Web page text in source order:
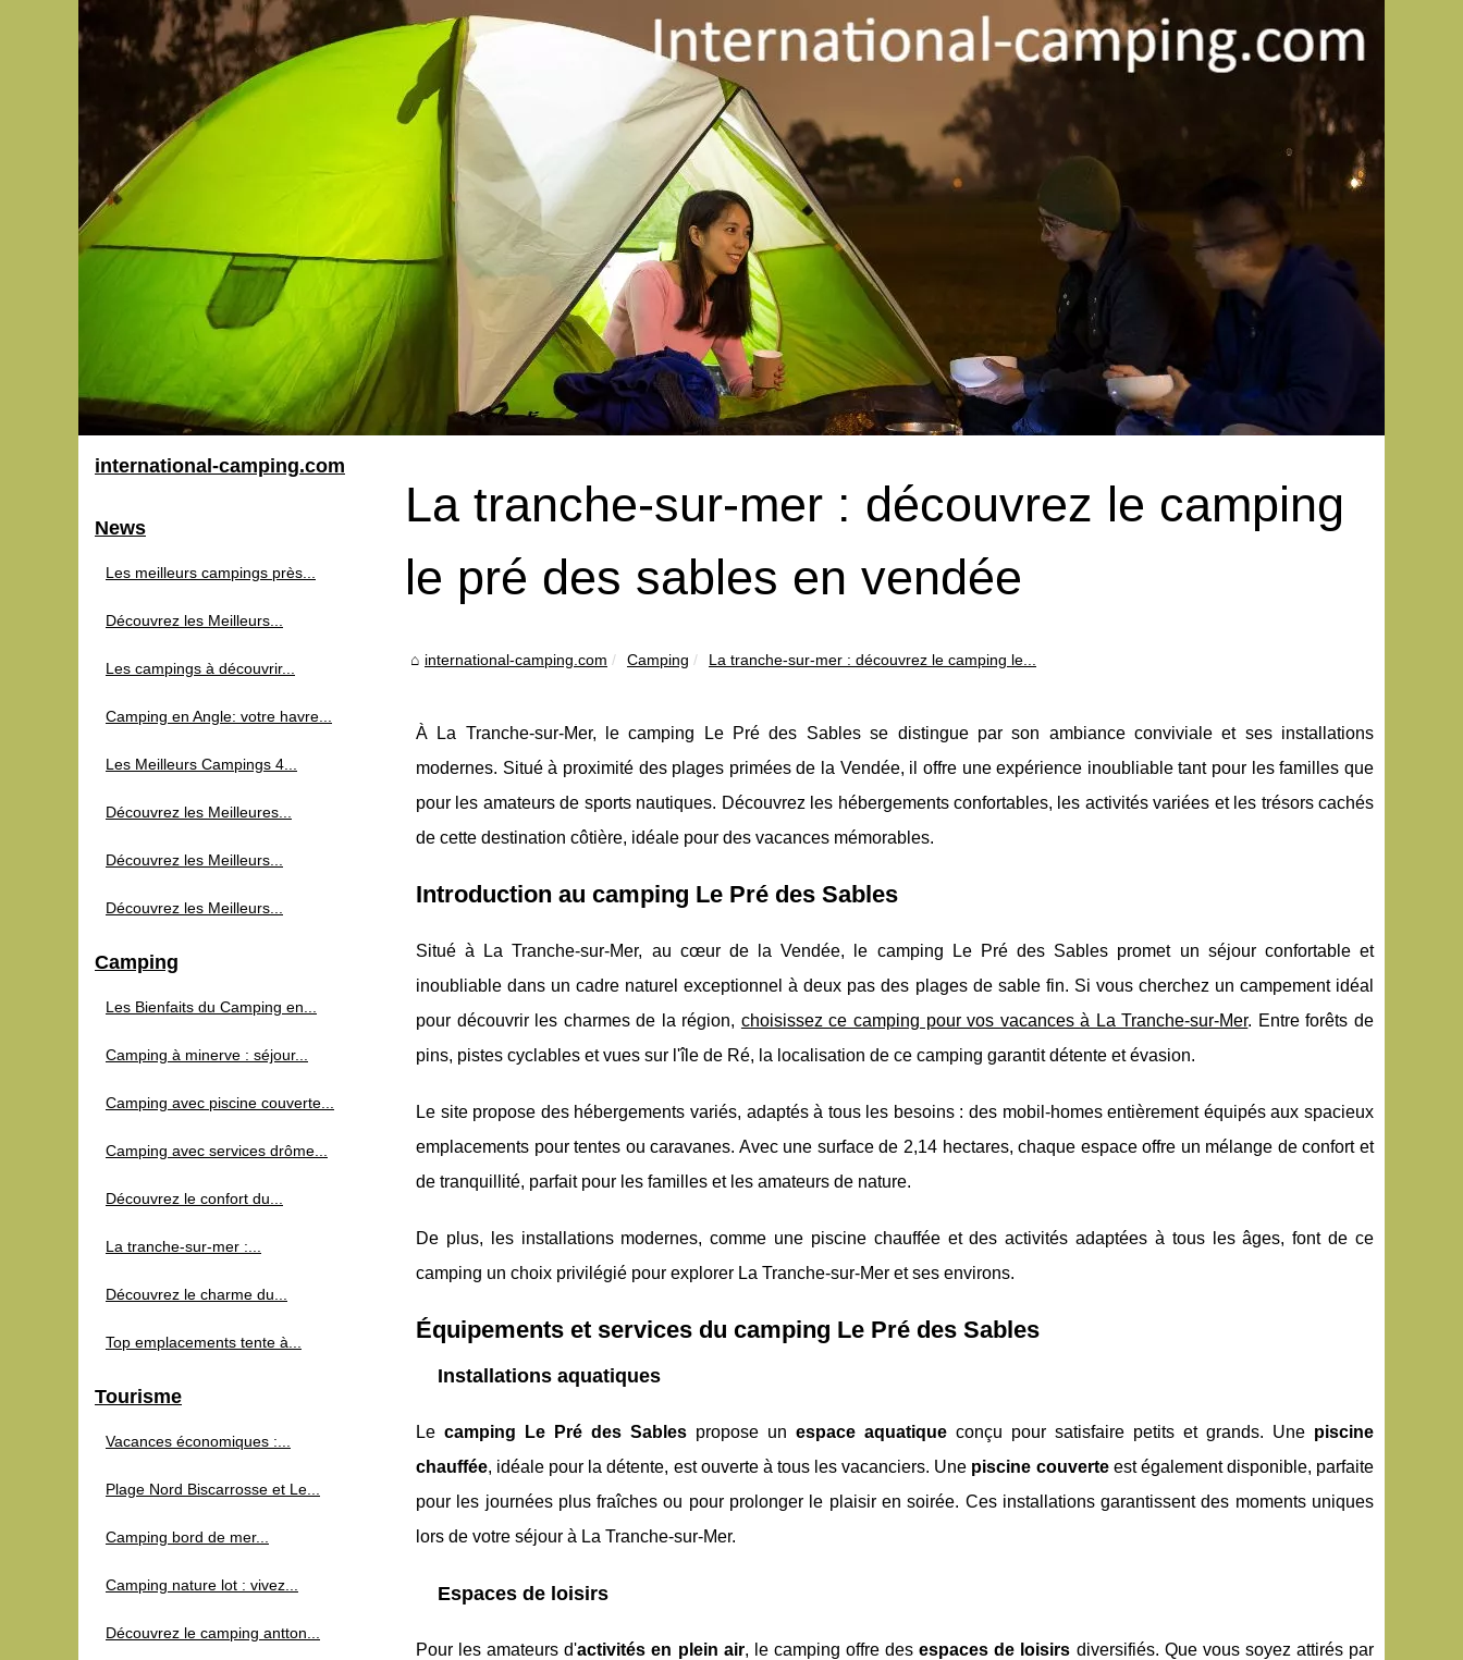
La tranche-sur-mer : découvrez le camping
le pré des sables en vendée
international-camping.com Camping La tranche-sur-mer : découvrez le camping le...
À La Tranche-sur-Mer, le camping Le Pré des Sables se distingue par son ambiance conviviale et ses installations
modernes. Situé à proximité des plages primées de la Vendée, il offre une expérience inoubliable tant pour les familles que
pour les amateurs de sports nautiques. Découvrez les hébergements confortables, les activités variées et les trésors cachés
de cette destination côtière, idéale pour des vacances mémorables.
Introduction au camping Le Pré des Sables
Situé à La Tranche-sur-Mer, au cœur de la Vendée, le camping Le Pré des Sables promet un séjour confortable et
inoubliable dans un cadre naturel exceptionnel à deux pas des plages de sable fin. Si vous cherchez un campement idéal
pour découvrir les charmes de la région, choisissez ce camping pour vos vacances à La Tranche-sur-Mer. Entre forêts de
pins, pistes cyclables et vues sur l'île de Ré, la localisation de ce camping garantit détente et évasion.
Le site propose des hébergements variés, adaptés à tous les besoins : des mobil-homes entièrement équipés aux spacieux
emplacements pour tentes ou caravanes. Avec une surface de 2,14 hectares, chaque espace offre un mélange de confort et
de tranquillité, parfait pour les familles et les amateurs de nature.
De plus, les installations modernes, comme une piscine chauffée et des activités adaptées à tous les âges, font de ce
camping un choix privilégié pour explorer La Tranche-sur-Mer et ses environs.
Équipements et services du camping Le Pré des Sables
Installations aquatiques
Le camping Le Pré des Sables propose un espace aquatique conçu pour satisfaire petits et grands. Une piscine
chauffée, idéale pour la détente, est ouverte à tous les vacanciers. Une piscine couverteest également disponible, parfaite
pour les journées plus fraîches ou pour prolonger le plaisir en soirée. Ces installations garantissent des moments uniques
lors de votre séjour à La Tranche-sur-Mer.
Espaces de loisirs
Pour les amateurs d'activités en plein air, le camping offre desespaces de loisirs diversifiés. Que vous soyez attirés par
international-camping.com
News
Les meilleurs campings près...
Découvrez les Meilleurs...
Les campings à découvrir...
Camping en Angle: votre havre...
Les Meilleurs Campings 4...
Découvrez les Meilleures...
Découvrez les Meilleurs...
Découvrez les Meilleurs...
Camping
Les Bienfaits du Camping en...
Camping à minerve : séjour...
Camping avec piscine couverte...
Camping avec services drôme...
Découvrez le confort du...
La tranche-sur-mer :...
Découvrez le charme du...
Top emplacements tente à...
Tourisme
Vacances économiques :...
Plage Nord Biscarrosse et Le...
Camping bord de mer...
Camping nature lot : vivez...
Découvrez le camping antton...